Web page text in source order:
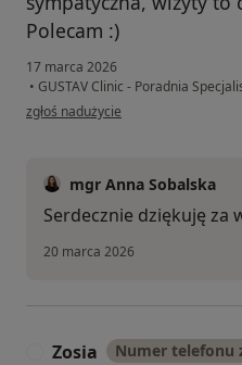
Polecam :)
17 marca 2026
• GUSTAV Clinic - Poradnia
w opinii użytkownika MB
zgłoś nadużycie
mgr Anna Sobalska
Serdecznie dziękuję za
20 marca 2026
Zosia Numer telefonu